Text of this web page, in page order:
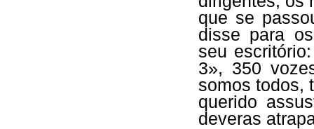
que se
disse para
seu
3», 350
somos todos,
querido
deveras